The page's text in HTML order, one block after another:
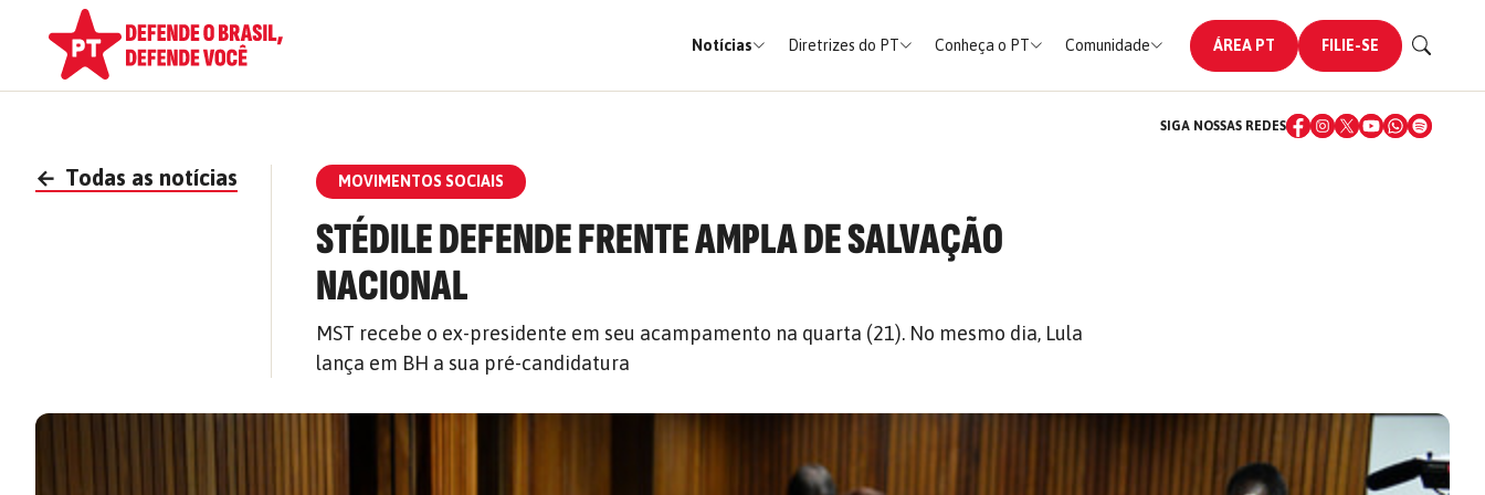
Notícias Diretrizes do PT Conheça o PT Comunidade ÁREA PT FILIE-SE
SIGA NOSSAS REDES
← Todas as notícias MOVIMENTOS SOCIAIS
STÉDILE DEFENDE FRENTE AMPLA DE SALVAÇÃO
NACIONAL
MST recebe o ex-presidente em seu acampamento na quarta (21). No mesmo dia, Lula
lança em BH a sua pré-candidatura